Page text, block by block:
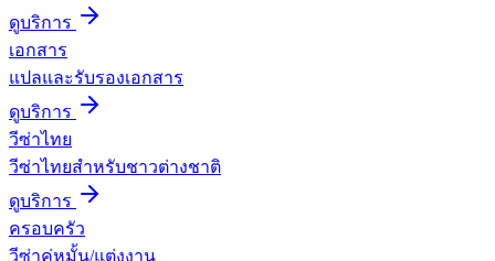
ดูบริการ
เอกสาร
แปลและรับรองเอกสาร
ดูบริการ
วีซ่าไทย
วีซ่าไทยสำหรับชาวต่างชาติ
ดูบริการ
ครอบครัว
วีซ่าคู่หมั้น/แต่งงาน